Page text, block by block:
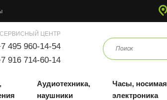
СЕРВИСНЫЙ ЦЕНТР
495 960-14-54
916 714-60-14
Аудиотехника,
наушники
Часы, носимая
электроника